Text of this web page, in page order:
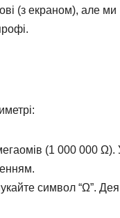
(з екраном), але ми
(1 000 000 Ω).
символ “Ω”.